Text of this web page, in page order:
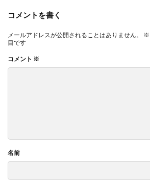
コメントを書く
メールアドレスが公開されることはありません。 ※
目です
コメント ※
名前